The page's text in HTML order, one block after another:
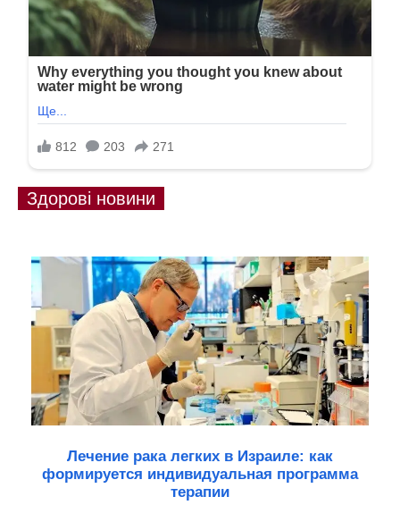
Здорові новини
Лечение рака легких в Израиле: как
формируется индивидуальная программа
терапии